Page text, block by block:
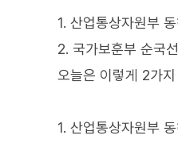
1. 산업통상자원부
2. 국가보훈부 순국
오늘은 이렇게 2가
1. 산업통상자원부